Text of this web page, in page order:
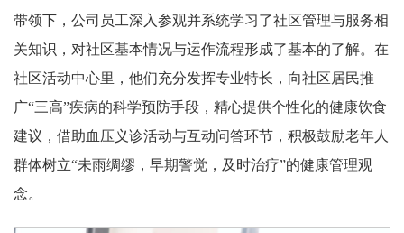
带领下，公司员工深入参观并系统学习了社区管理与服务相
关知识，对社区基本情况与运作流程形成了基本的了解。在
社区活动中心里，他们充分发挥专业特长，向社区居民推
广“三高”疾病的科学预防手段，精心提供个性化的健康饮食
建议，借助血压义诊活动与互动问答环节，积极鼓励老年人
群体树立“未雨绸缪，早期警觉，及时治疗”的健康管理观
念。